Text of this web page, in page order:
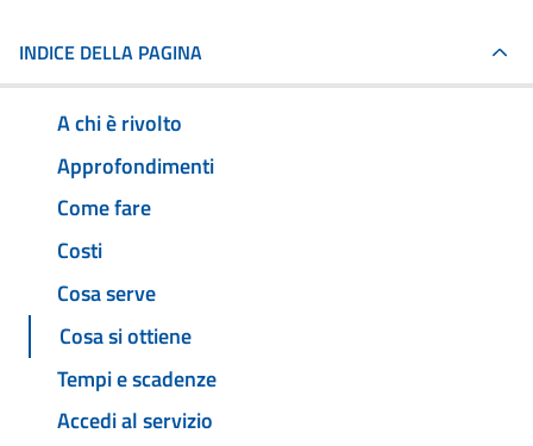
INDICE DELLA PAGINA
A chi è rivolto
Approfondimenti
Come fare
Costi
Cosa serve
Cosa si ottiene
Tempi e scadenze
Accedi al servizio